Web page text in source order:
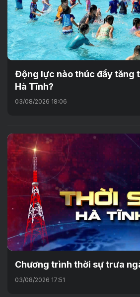
Động lực nào thúc đẩy tăng
Hà Tĩnh?
03/08/2026 18:06
Chương trình thời sự trưa
03/08/2026 17:51